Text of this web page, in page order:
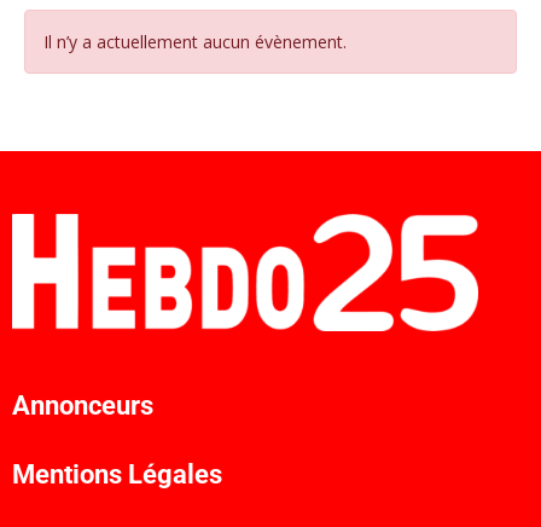
Il n’y a actuellement aucun évènement.
Annonceurs
Mentions Légales